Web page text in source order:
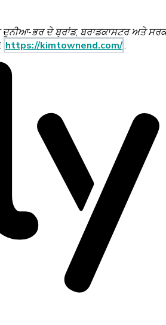
ਭਰ ਦੇ ਬ੍ਰਾਂਡ, ਬਰਾਡਕਾਸਟਰ ਅਤੇ
https://kimtownend.com/.